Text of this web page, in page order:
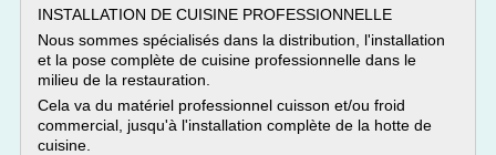
INSTALLATION DE CUISINE PROFESSIONNELLE
Nous sommes spécialisés dans la distribution, l'installation
et la pose complète de cuisine professionnelle dans le
milieu de la restauration.
Cela va du matériel professionnel cuisson et/ou froid
commercial, jusqu'à l'installation complète de la hotte de
cuisine.